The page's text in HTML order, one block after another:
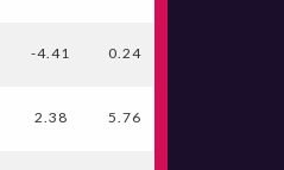
-4.41 0.24
2.38 5.76